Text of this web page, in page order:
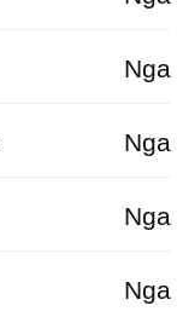
Nga
Nga
Nga
Nga